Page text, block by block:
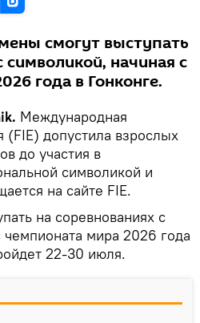
смогут выступать
символикой, начиная с
года в Гонконге.
Международная
допустила взрослых
до участия в
символикой и
на сайте FIE.
на соревнованиях с
мира 2026 года
22-30 июля.